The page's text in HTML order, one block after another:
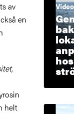
av
en
,
helt